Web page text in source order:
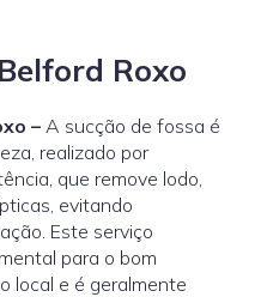
Roxo
–A sucção de fossa é
realizado por
que remove lodo,
evitando
Este serviço
para o bom
local e é geralmente